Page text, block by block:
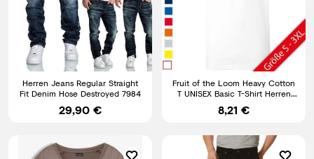
Herren Jeans Regular Straight
Fit Denim Hose Destroyed 7984
29,90 €
Fruit of the Loom Heavy Cotton
T UNISEX Basic T-Shirt Herren
Damen Shirt NEU
8,21 €